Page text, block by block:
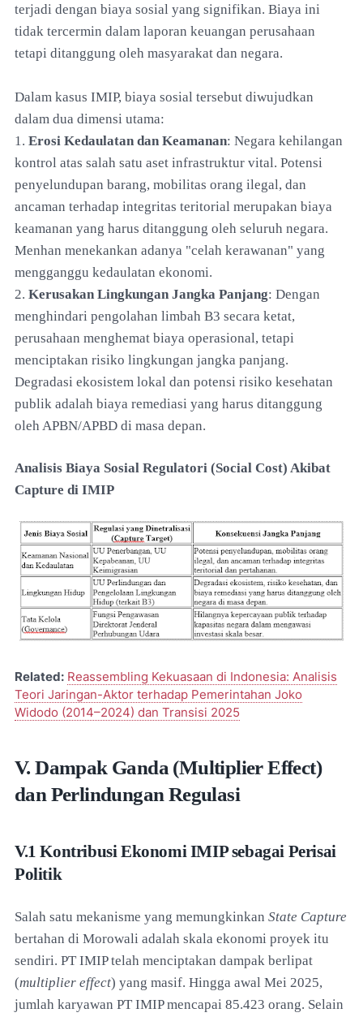
terjadi dengan biaya sosial yang signifikan. Biaya ini
tidak tercermin dalam laporan keuangan perusahaan
tetapi ditanggung oleh masyarakat dan negara.
Dalam kasus IMIP, biaya sosial tersebut diwujudkan
dalam dua dimensi utama:
1. Erosi Kedaulatan dan Keamanan: Negara kehilangan
kontrol atas salah satu aset infrastruktur vital. Potensi
penyelundupan barang, mobilitas orang ilegal, dan
ancaman terhadap integritas teritorial merupakan biaya
keamanan yang harus ditanggung oleh seluruh negara.
Menhan menekankan adanya "celah kerawanan" yang
mengganggu kedaulatan ekonomi.
2. Kerusakan Lingkungan Jangka Panjang: Dengan
menghindari pengolahan limbah B3 secara ketat,
perusahaan menghemat biaya operasional, tetapi
menciptakan risiko lingkungan jangka panjang.
Degradasi ekosistem lokal dan potensi risiko kesehatan
publik adalah biaya remediasi yang harus ditanggung
oleh APBN/APBD di masa depan.
Analisis Biaya Sosial Regulatori (Social Cost) Akibat
Capture di IMIP
Related: Reassembling Kekuasaan di Indonesia: Analisis
Teori Jaringan-Aktor terhadap Pemerintahan Joko
Widodo (2014–2024) dan Transisi 2025
V. Dampak Ganda (Multiplier Effect)
dan Perlindungan Regulasi
V.1 Kontribusi Ekonomi IMIP sebagai Perisai
Politik
Salah satu mekanisme yang memungkinkan State Capture
bertahan di Morowali adalah skala ekonomi proyek itu
sendiri. PT IMIP telah menciptakan dampak berlipat
(multiplier effect) yang masif. Hingga awal Mei 2025,
jumlah karyawan PT IMIP mencapai 85.423 orang. Selain